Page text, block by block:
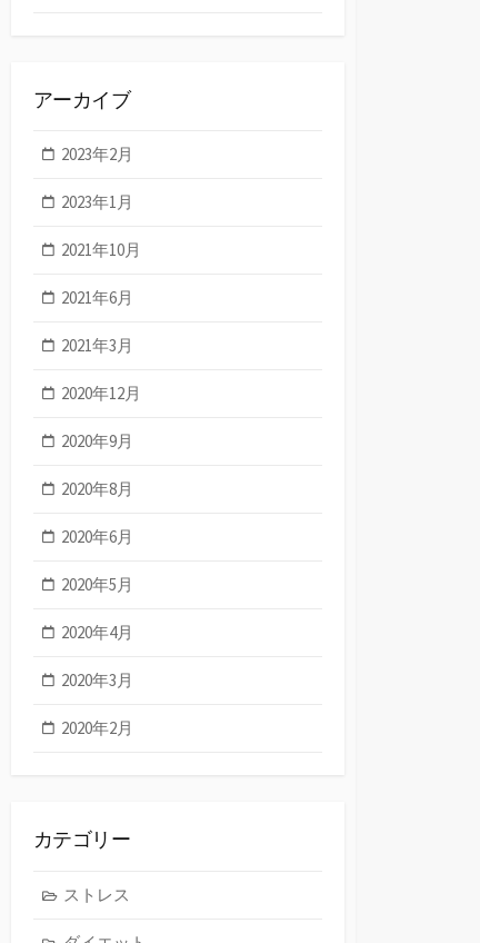
アーカイブ
2023年2月
2023年1月
2021年10月
2021年6月
2021年3月
2020年12月
2020年9月
2020年8月
2020年6月
2020年5月
2020年4月
2020年3月
2020年2月
カテゴリー
ストレス